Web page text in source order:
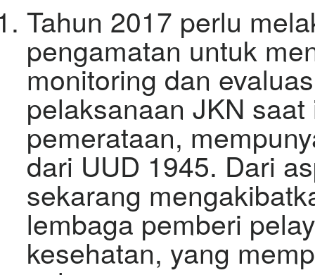
Tahun 2017 perlu
pengamatan untuk
monitoring dan
pelaksanaan JKN
pemerataan,
dari UUD 1945. Dari
sekarang
lembaga pemberi
kesehatan, yang